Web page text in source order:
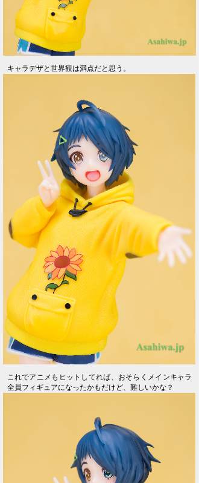
キャラデザと世界観は満点だと思う。
これでアニメもヒットしてれば、おそらくメインキャラ
全員フィギュアになったかもだけど、難しいかな？